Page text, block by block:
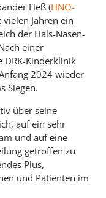
Heß (HNO-
vielen Jahren ein
der Hals-Nasen-
einer
DRK-Kinderklinik
2024 wieder
Siegen.
über seine
auf ein sehr
und auf eine
getroffen zu
Plus,
und Patienten im